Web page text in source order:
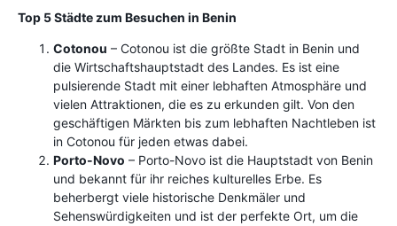
Top 5 Städte zum Besuchen in Benin
Cotonou – Cotonou ist die größte Stadt in Benin und
die Wirtschaftshauptstadt des Landes. Es ist eine
pulsierende Stadt mit einer lebhaften Atmosphäre und
vielen Attraktionen, die es zu erkunden gilt. Von den
geschäftigen Märkten bis zum lebhaften Nachtleben ist
in Cotonou für jeden etwas dabei.
Porto-Novo – Porto-Novo ist die Hauptstadt von Benin
und bekannt für ihr reiches kulturelles Erbe. Es
beherbergt viele historische Denkmäler und
Sehenswürdigkeiten und ist der perfekte Ort, um die